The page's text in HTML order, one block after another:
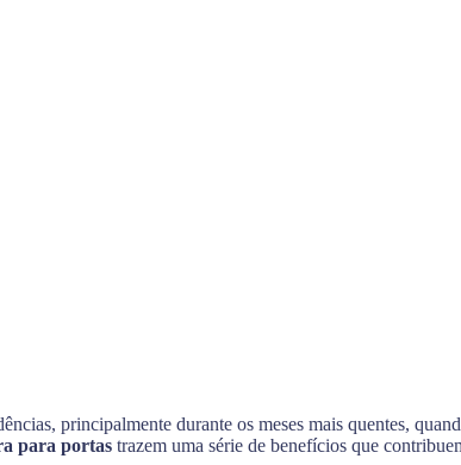
principalmente durante os meses mais quentes,
para portas trazem uma série de benefícios que